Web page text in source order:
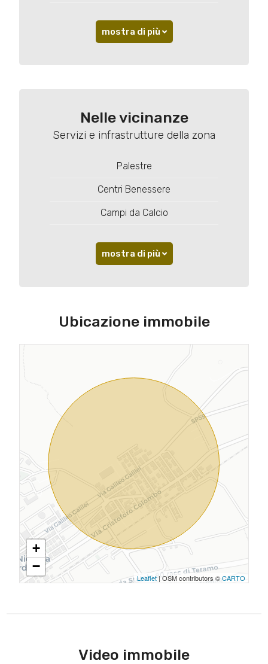
mostra di più
Nelle vicinanze
Servizi e infrastrutture della zona
Palestre
Centri Benessere
Campi da Calcio
mostra di più
Ubicazione immobile
+
−
Leaflet| OSM contributors ©CARTO
Video immobile